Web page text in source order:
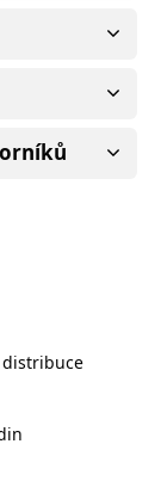
distribuce